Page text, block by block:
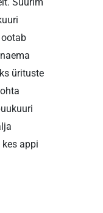
Suurim
ürituste
appi